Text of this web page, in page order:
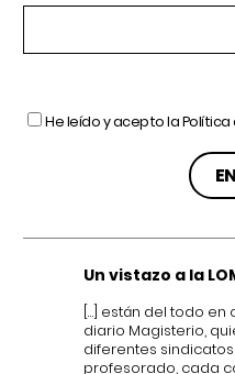
He leído y acepto laPolítica
Un vistazo a la
[…] están del todo en
diario Magisterio,
diferentes
profesorado, cada